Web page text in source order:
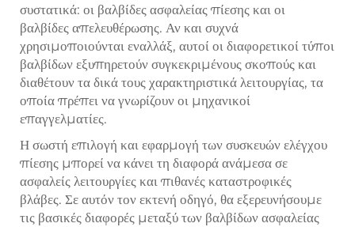
συστατικά: οι βαλβίδες ασφαλείας πίεσης και οι
βαλβίδες απελευθέρωσης. Αν και συχνά
χρησιμοποιούνται εναλλάξ, αυτοί οι διαφορετικοί τύποι
βαλβίδων εξυπηρετούν συγκεκριμένους σκοπούς και
διαθέτουν τα δικά τους χαρακτηριστικά λειτουργίας, τα
οποία πρέπει να γνωρίζουν οι μηχανικοί
επαγγελματίες.
Η σωστή επιλογή και εφαρμογή των συσκευών ελέγχου
πίεσης μπορεί να κάνει τη διαφορά ανάμεσα σε
ασφαλείς λειτουργίες και πιθανές καταστροφικές
βλάβες. Σε αυτόν τον εκτενή οδηγό, θα εξερευνήσουμε
τις βασικές διαφορές μεταξύ των βαλβίδων ασφαλείας